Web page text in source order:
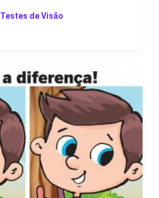
Testes de Visão